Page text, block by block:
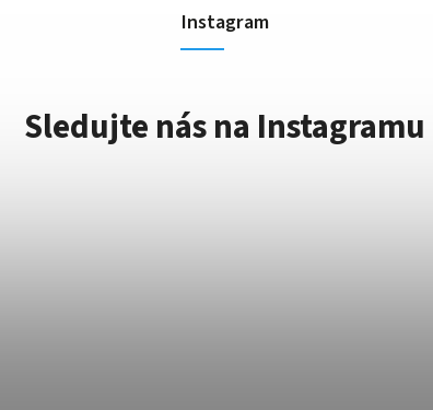
Instagram
Sledujte nás na Instagramu